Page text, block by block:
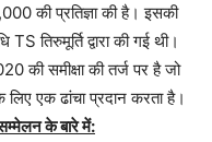
की प्रतिज्ञा की है। इसकी
तिरुमूर्ति द्वारा की गई थी।
की समीक्षा की तर्ज पर है जो
एक ढांचा प्रदान करता है।
के बारे में: